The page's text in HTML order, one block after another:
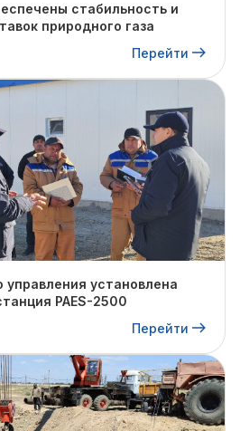
стабильность и
природного газа
Перейти
управления установлена
PAES-2500
Перейти